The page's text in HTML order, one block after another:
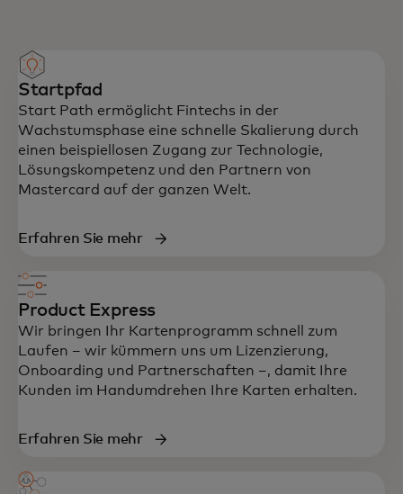
Startpfad
Start Path ermöglicht Fintechs in der
Wachstumsphase eine schnelle Skalierung durch
einen beispiellosen Zugang zur Technologie,
Lösungskompetenz und den Partnern von
Mastercard auf der ganzen Welt.
Erfahren Sie mehr
Product Express
Wir bringen Ihr Kartenprogramm schnell zum
Laufen – wir kümmern uns um Lizenzierung,
Onboarding und Partnerschaften –, damit Ihre
Kunden im Handumdrehen Ihre Karten erhalten.
Erfahren Sie mehr